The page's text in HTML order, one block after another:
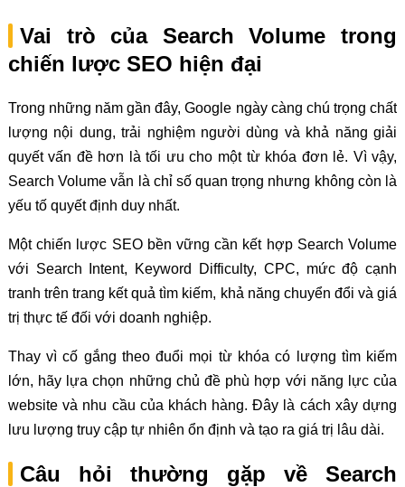
Vai trò của Search Volume trong
chiến lược SEO hiện đại
Trong những năm gần đây, Google ngày càng chú trọng chất
lượng nội dung, trải nghiệm người dùng và khả năng giải
quyết vấn đề hơn là tối ưu cho một từ khóa đơn lẻ. Vì vậy,
Search Volume vẫn là chỉ số quan trọng nhưng không còn là
yếu tố quyết định duy nhất.
Một chiến lược SEO bền vững cần kết hợp Search Volume
với Search Intent, Keyword Difficulty, CPC, mức độ cạnh
tranh trên trang kết quả tìm kiếm, khả năng chuyển đổi và giá
trị thực tế đối với doanh nghiệp.
Thay vì cố gắng theo đuổi mọi từ khóa có lượng tìm kiếm
lớn, hãy lựa chọn những chủ đề phù hợp với năng lực của
website và nhu cầu của khách hàng. Đây là cách xây dựng
lưu lượng truy cập tự nhiên ổn định và tạo ra giá trị lâu dài.
Câu hỏi thường gặp về Search